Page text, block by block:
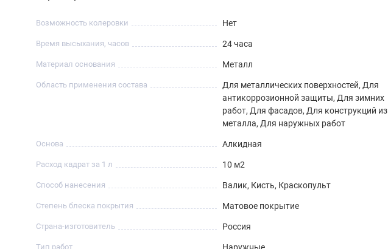
Возможность колеровки Нет
Время высыхания, часов 24 часа
Материал основания Металл
Область применения состава
Для металлических поверхностей, Для
антикоррозионной защиты, Для зимних
работ, Для фасадов, Для конструкций из
металла, Для наружных работ
Основа Алкидная
Расход квдрат за 1 л 10 м2
Способ нанесения Валик, Кисть, Краскопульт
Степень блеска покрытия Матовое покрытие
Страна-изготовитель Россия
Тип работ